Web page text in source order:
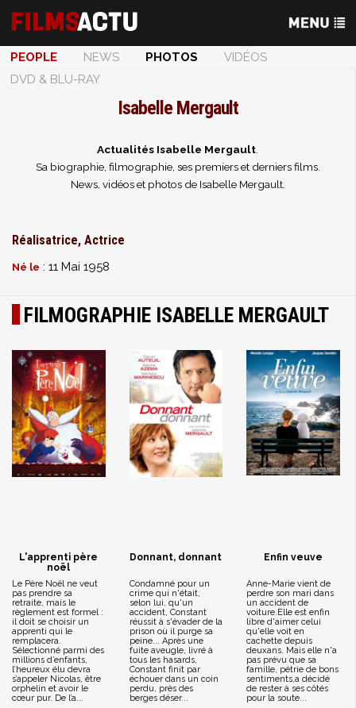
PEOPLE NEWS PHOTOS
VIDÉOS
DVD & BLU-RAY
Isabelle Mergault
Actualités Isabelle Mergault
Sa biographie, filmographie, ses premiers et derniers films.
News, vidéos et photos de Isabelle Mergault.
Réalisatrice, Actrice
Né le : 11 Mai 1958
FILMOGRAPHIE ISABELLE MERGAULT
L'apprenti père
noël
Le Père Noël ne veut
pas prendre sa
retraite, mais le
règlement est formel :
il doit se choisir un
apprenti qui le
remplacera.
Sélectionné parmi des
millions d’enfants,
l’heureux élu devra
s’appeler Nicolas, être
orphelin et avoir le
cœur pur. De l’a...
Donnant, donnant
Condamné pour un
crime qui n'était,
selon lui, qu'un
accident, Constant
réussit à s'évader de la
prison où il purge sa
peine... Après une
fuite aveugle, livré à
tous les hasards,
Constant finit par
échouer dans un coin
perdu, près des
berges déser...
Enfin veuve
Anne-Marie vient de
perdre son mari dans
un accident de
voiture.Elle est enfin
libre d'aimer celui
qu'elle voit en
cachette depuis
deuxans. Mais elle n'a
pas prévu que sa
famille, pétrie de bons
sentiments,a décidé
de rester à ses côtés
pour la soute...